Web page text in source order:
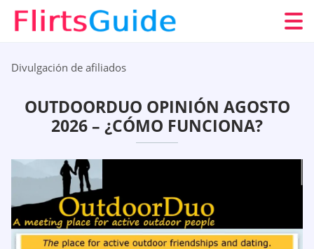
Divulgación de afiliados
OUTDOORDUO OPINIÓN AGOSTO
2026 – ¿CÓMO FUNCIONA?